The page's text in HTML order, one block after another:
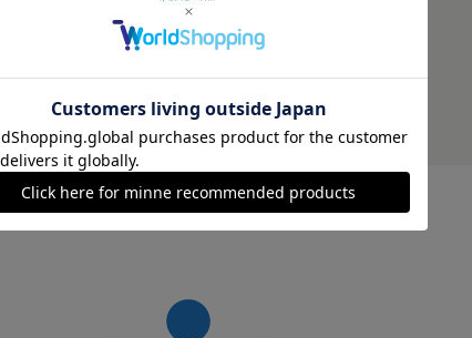
バシーポリシー 会社概要 採用情報 メディアキット
©GMO Pepabo, Inc. All rights reserved.